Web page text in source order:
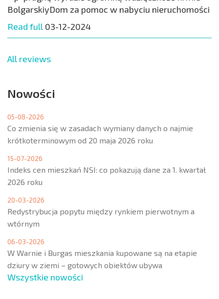
BolgarskiyDom za pomoc w nabyciu nieruchomości
Read full 03-12-2024
All reviews
Nowości
05-08-2026
Co zmienia się w zasadach wymiany danych o najmie
krótkoterminowym od 20 maja 2026 roku
15-07-2026
Indeks cen mieszkań NSI: co pokazują dane za 1. kwartał
2026 roku
20-03-2026
Redystrybucja popytu między rynkiem pierwotnym a
wtórnym
06-03-2026
W Warnie i Burgas mieszkania kupowane są na etapie
dziury w ziemi – gotowych obiektów ubywa
Wszystkie nowości